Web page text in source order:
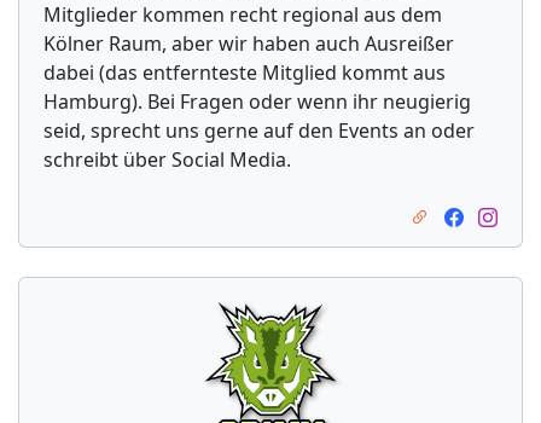
Mitglieder kommen recht regional aus dem
Kölner Raum, aber wir haben auch Ausreißer
dabei (das entfernteste Mitglied kommt aus
Hamburg). Bei Fragen oder wenn ihr neugierig
seid, sprecht uns gerne auf den Events an oder
schreibt über Social Media.